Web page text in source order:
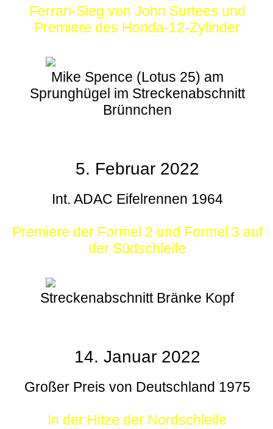
Ferrari-Sieg von John Surtees und
Premiere des Honda-12-Zylinder
Mike Spence (Lotus 25) am
Sprunghügel im Streckenabschnitt
Brünnchen
5. Februar 2022
Int. ADAC Eifelrennen 1964
Premiere der Formel 2 und Formel 3 auf
der Südschleife
Streckenabschnitt Bränke Kopf
14. Januar 2022
Großer Preis von Deutschland 1975
In der Hitze der Nordschleife